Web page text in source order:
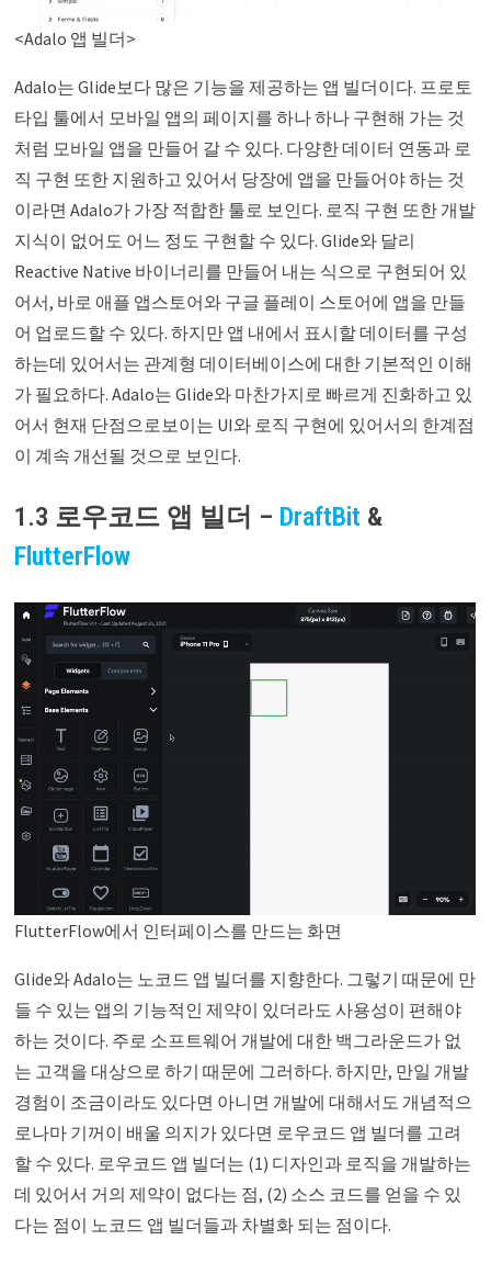
<Adalo 앱 빌더>
Adalo는 Glide보다 많은 기능을 제공하는 앱 빌더이다. 프로토
타입 툴에서 모바일 앱의 페이지를 하나 하나 구현해 가는 것
처럼 모바일 앱을 만들어 갈 수 있다. 다양한 데이터 연동과 로
직 구현 또한 지원하고 있어서 당장에 앱을 만들어야 하는 것
이라면 Adalo가 가장 적합한 툴로 보인다. 로직 구현 또한 개발
지식이 없어도 어느 정도 구현할 수 있다. Glide와 달리
Reactive Native 바이너리를 만들어 내는 식으로 구현되어 있
어서, 바로 애플 앱스토어와 구글 플레이 스토어에 앱을 만들
어 업로드할 수 있다. 하지만 앱 내에서 표시할 데이터를 구성
하는데 있어서는 관계형 데이터베이스에 대한 기본적인 이해
가 필요하다. Adalo는 Glide와 마찬가지로 빠르게 진화하고 있
어서 현재 단점으로보이는 UI와 로직 구현에 있어서의 한계점
이 계속 개선될 것으로 보인다.
1.3 로우코드 앱 빌더 – DraftBit &
FlutterFlow
FlutterFlow에서 인터페이스를 만드는 화면
Glide와 Adalo는 노코드 앱 빌더를 지향한다. 그렇기 때문에 만
들 수 있는 앱의 기능적인 제약이 있더라도 사용성이 편해야
하는 것이다. 주로 소프트웨어 개발에 대한 백그라운드가 없
는 고객을 대상으로 하기 때문에 그러하다. 하지만, 만일 개발
경험이 조금이라도 있다면 아니면 개발에 대해서도 개념적으
로나마 기꺼이 배울 의지가 있다면 로우코드 앱 빌더를 고려
할 수 있다. 로우코드 앱 빌더는 (1) 디자인과 로직을 개발하는
데 있어서 거의 제약이 없다는 점, (2) 소스 코드를 얻을 수 있
다는 점이 노코드 앱 빌더들과 차별화 되는 점이다.